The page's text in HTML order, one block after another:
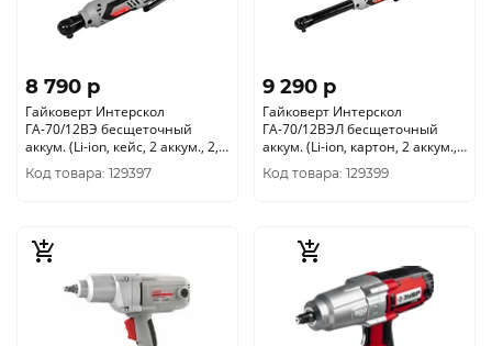
8 790 p
Гайковерт Интерскол
ГА-70/12ВЭ бесщеточный
аккум. (Li-ion, кейс, 2 аккум., 2, 0
Ач, ЗУ) 855.2.2.70
Код товара: 129397
9 290 p
Гайковерт Интерскол
ГА-70/12ВЭЛ бесщеточный
аккум. (Li-ion, картон, 2 аккум.,
2, 0 Ач, ЗУ) 856.2.2.70
Код товара: 129399